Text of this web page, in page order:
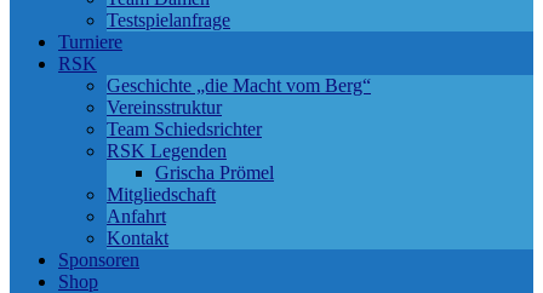
Testspielanfrage
Turniere
RSK
Geschichte „die Macht vom Berg“
Vereinsstruktur
Team Schiedsrichter
RSK Legenden
Grischa Prömel
Mitgliedschaft
Anfahrt
Kontakt
Sponsoren
Shop